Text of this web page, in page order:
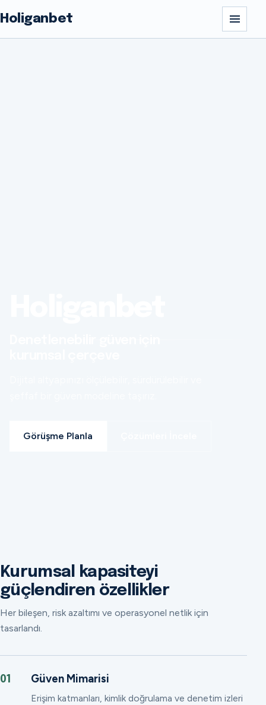
Holiganbet
Görüşme Planla
Kurumsal kapasiteyi
güçlendiren özellikler
Her bileşen, risk azaltımı ve operasyonel netlik için
tasarlandı.
01 Güven Mimarisi
Erişim katmanları, kimlik doğrulama ve denetim izleri